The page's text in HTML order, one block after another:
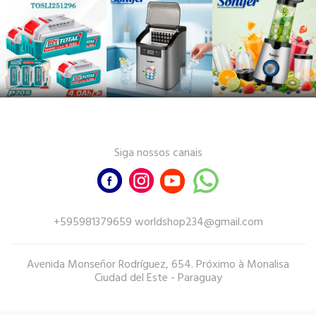
Siga nossos canais
+595981379659 worldshop234@gmail.com
Avenida Monseñor Rodríguez, 654. Próximo à Monalisa
Ciudad del Este - Paraguay